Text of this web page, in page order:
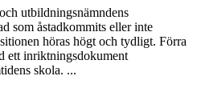
utbildningsnämndens
som åstadkommits eller inte
höras högt och tydligt. Förra
ett inriktningsdokument
skola. ...